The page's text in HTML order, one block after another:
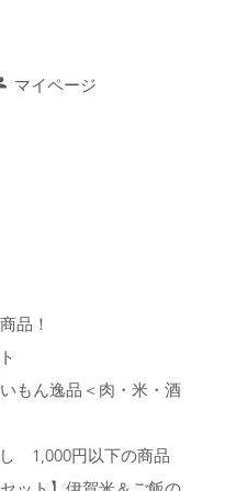
マイページ
品！
もん逸品＜肉・米・酒
し 1,000円以下の商品